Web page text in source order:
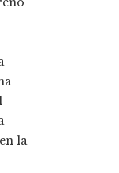
la